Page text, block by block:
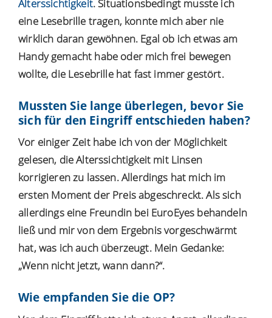
Alterssichtigkeit. Situationsbedingt musste ich
eine Lesebrille tragen, konnte mich aber nie
wirklich daran gewöhnen. Egal ob ich etwas am
Handy gemacht habe oder mich frei bewegen
wollte, die Lesebrille hat fast immer gestört.
Mussten Sie lange überlegen, bevor Sie
sich für den Eingriff entschieden haben?
Vor einiger Zeit habe ich von der Möglichkeit
gelesen, die Alterssichtigkeit mit Linsen
korrigieren zu lassen. Allerdings hat mich im
ersten Moment der Preis abgeschreckt. Als sich
allerdings eine Freundin bei EuroEyes behandeln
ließ und mir von dem Ergebnis vorgeschwärmt
hat, was ich auch überzeugt. Mein Gedanke:
„Wenn nicht jetzt, wann dann?“.
Wie empfanden Sie die OP?